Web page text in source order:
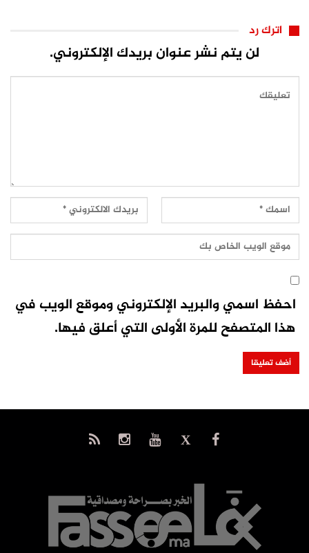
اترك رد
لن يتم نشر عنوان بريدك الإلكتروني.
احفظ اسمي والبريد الإلكتروني وموقع الويب في
هذا المتصفح للمرة الأولى التي أعلق فيها.